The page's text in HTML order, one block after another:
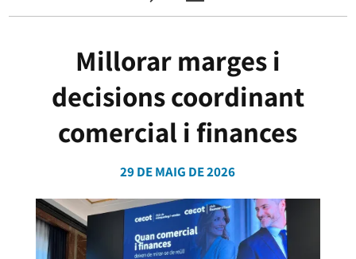
Millorar marges i
decisions coordinant
comercial i finances
29 DE MAIG DE 2026